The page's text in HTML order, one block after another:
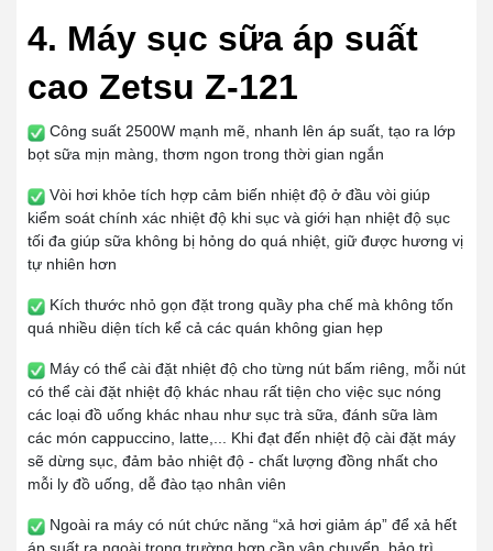
4. Máy sục sữa áp suất
cao Zetsu Z-121
Công suất 2500W mạnh mẽ, nhanh lên áp suất, tạo ra lớp
bọt sữa mịn màng, thơm ngon trong thời gian ngắn
Vòi hơi khỏe tích hợp cảm biến nhiệt độ ở đầu vòi giúp
kiểm soát chính xác nhiệt độ khi sục và giới hạn nhiệt độ sục
tối đa giúp sữa không bị hỏng do quá nhiệt, giữ được hương vị
tự nhiên hơn
Kích thước nhỏ gọn đặt trong quầy pha chế mà không tốn
quá nhiều diện tích kể cả các quán không gian hẹp
Máy có thể cài đặt nhiệt độ cho từng nút bấm riêng, mỗi nút
có thể cài đặt nhiệt độ khác nhau rất tiện cho việc sục nóng
các loại đồ uống khác nhau như sục trà sữa, đánh sữa làm
các món cappuccino, latte,... Khi đạt đến nhiệt độ cài đặt máy
sẽ dừng sục, đảm bảo nhiệt độ - chất lượng đồng nhất cho
mỗi ly đồ uống, dễ đào tạo nhân viên
Ngoài ra máy có nút chức năng “xả hơi giảm áp” để xả hết